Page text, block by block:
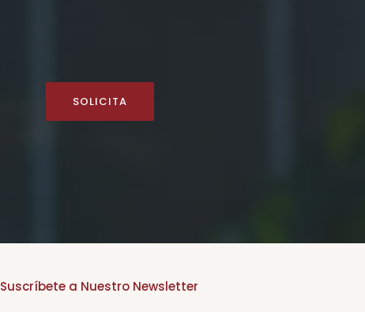
SOLICITA
Suscríbete a Nuestro Newsletter